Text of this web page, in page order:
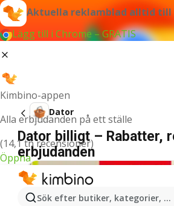
Aktuella reklamblad alltid till
Lägg till i Chrome – GRATIS
Kimbino-appen
Alla erbjudanden på ett ställe
(14,1 tn recensioner)
Öppna
Sök efter butiker, kategorier,
Dator
Dator billigt – Rabatter,
erbjudanden